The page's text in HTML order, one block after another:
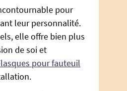
pour
leur personnalité.
elle offre bien plus
de soi et
pour fauteuil